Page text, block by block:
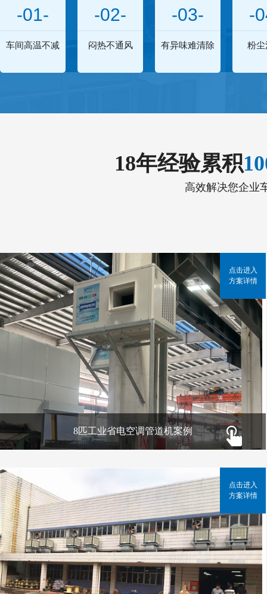
-01-
车间高温不减
-02-
闷热不通风
-03-
有异味难清除
-
粉尘
18年经验累积
高效解决您企业
8匹工业省电空调管道机案例
点击进入
方案详情
点击进入
方案详情